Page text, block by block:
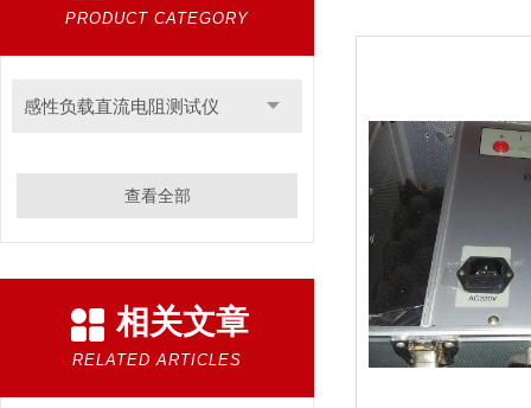
PRODUCT CATEGORY
感性负载直流电阻测试仪
查看全部
相关文章
RELATED ARTICLES